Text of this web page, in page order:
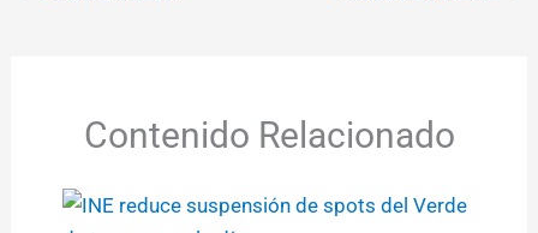
Contenido Relacionado